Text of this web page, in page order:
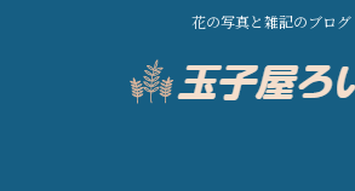
花の写真と雑記のブログ